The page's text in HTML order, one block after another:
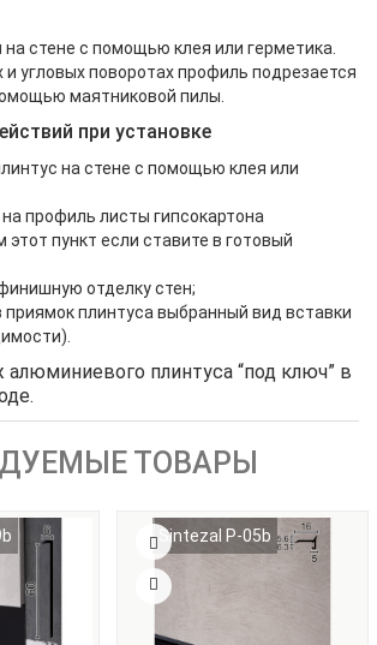
на стене с помощью клея или герметика.
и угловых поворотах профиль подрезается
маятниковой пилы.
при установке
на стене с помощью клея или
профиль листы гипсокартона
этот пункт если ставите в готовый
отделку стен;
приямок плинтуса выбранный вид вставки
плинтуса “под ключ” в
ТОВАРЫ
Sintezal P-05b